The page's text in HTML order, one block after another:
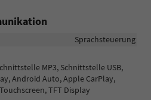
Sprachsteuerung
MP3, Schnittstelle USB,
Android Auto, Apple CarPlay,
TFT Display